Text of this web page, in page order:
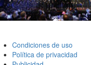
Condiciones de uso
Política de privacidad